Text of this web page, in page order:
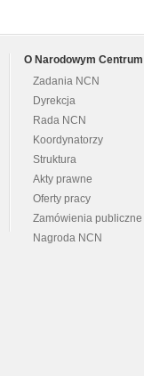
O Narodowym
Zadania NCN
Dyrekcja
Rada NCN
Koordynatorzy
Struktura
Akty prawne
Oferty pracy
Zamówienia publiczne
Nagroda NCN